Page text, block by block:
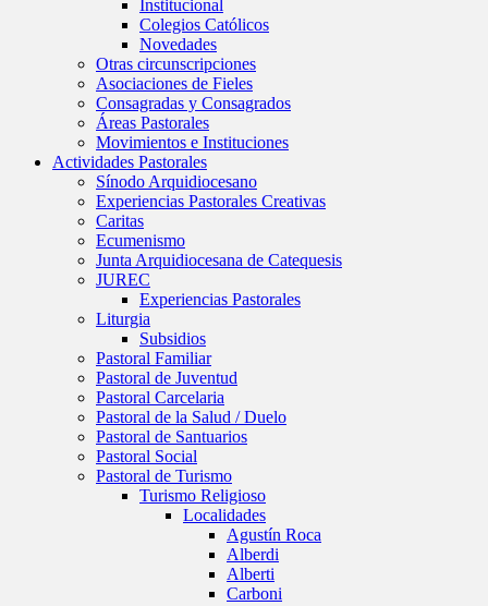
Institucional
Colegios Católicos
Novedades
Otras circunscripciones
Asociaciones de Fieles
Consagradas y Consagrados
Áreas Pastorales
Movimientos e Instituciones
Actividades Pastorales
Sínodo Arquidiocesano
Experiencias Pastorales Creativas
Caritas
Ecumenismo
Junta Arquidiocesana de Catequesis
JUREC
Experiencias Pastorales
Liturgia
Subsidios
Pastoral Familiar
Pastoral de Juventud
Pastoral Carcelaria
Pastoral de la Salud / Duelo
Pastoral de Santuarios
Pastoral Social
Pastoral de Turismo
Turismo Religioso
Localidades
Agustín Roca
Alberdi
Alberti
Carboni